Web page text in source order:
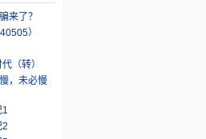
来了？
）
（转）
，未必慢
1
2